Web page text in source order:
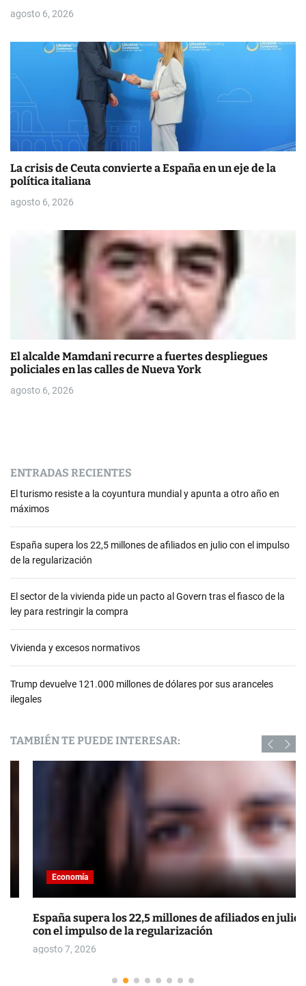
s
agosto 6, 2026
La crisis de Ceuta convierte a España en un eje de la
política italiana
agosto 6, 2026
El alcalde Mamdani recurre a fuertes despliegues
policiales en las calles de Nueva York
agosto 6, 2026
ENTRADAS RECIENTES
El turismo resiste a la coyuntura mundial y apunta a otro año en
máximos
España supera los 22,5 millones de afiliados en julio con el impulso
de la regularización
El sector de la vivienda pide un pacto al Govern tras el fiasco de la
ley para restringir la compra
Vivienda y excesos normativos
Trump devuelve 121.000 millones de dólares por sus aranceles
ilegales
TAMBIÉN TE PUEDE INTERESAR:
Economía
España supera los 22,5 millones de afiliados en julio
con el impulso de la regularización
agosto 7, 2026